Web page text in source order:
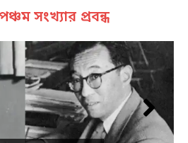
সংখ্যার প্রবন্ধ